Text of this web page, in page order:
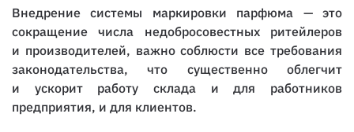
Внедрение системы маркировки парфюма — это
сокращение числа недобросовестных ритейлеров
и производителей, важно соблюсти все требования
законодательства, что существенно облегчит
и ускорит работу склада и для работников
предприятия, и для клиентов.